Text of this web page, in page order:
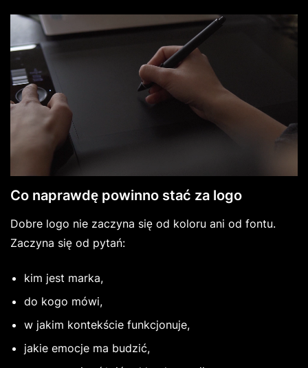
Co naprawdę powinno stać za logo
Dobre logo nie zaczyna się od koloru ani od fontu.
Zaczyna się od pytań:
kim jest marka,
do kogo mówi,
w jakim kontekście funkcjonuje,
jakie emocje ma budzić,